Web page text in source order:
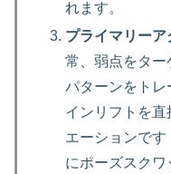
れます。
プライマリーア
常、弱点をター
パターンをトレ
インリフトを直
エーションで
にポーズスク